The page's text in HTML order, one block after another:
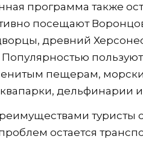
программа также
посещают
древний
Популярностью
пещерам,
дельфинарии
туристы
остается